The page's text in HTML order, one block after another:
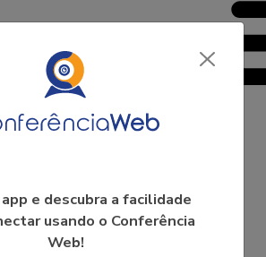
Célia Grando
ainda não começou.
e descubra a facilidade
usando o Conferência
Web!